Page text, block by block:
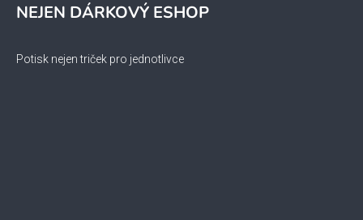
NEJEN DÁRKOVÝ ESHOP
Potisk nejen triček pro jednotlivce